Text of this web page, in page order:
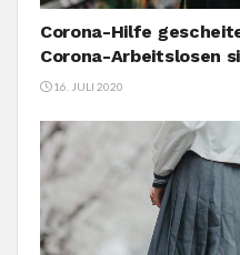
Corona-Hilfe
Corona-Arbeitslosen
16. JULI 2020